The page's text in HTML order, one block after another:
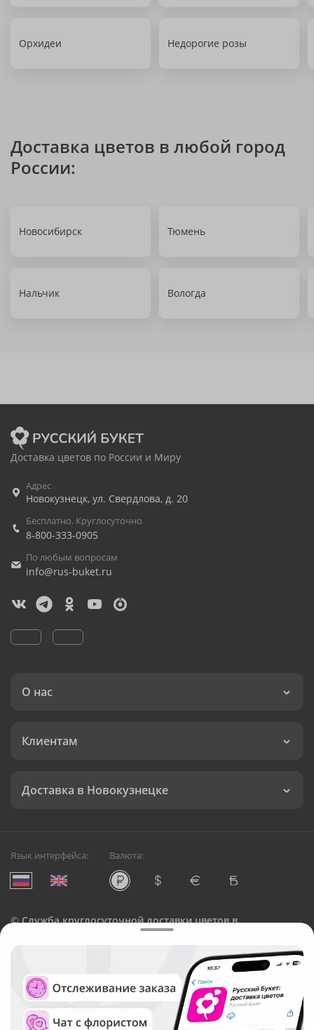
Орхидеи Недорогие розы
Доставка цветов в любой город
России:
Новосибирск Тюмень
Нальчик Вологда
Доставка цветов по России и Миру
Адрес
Новокузнецк, ул. Свердлова, д. 20
Бесплатно. Круглосуточно
8-800-333-0905
По любым вопросам
info@rus-buket.ru
О нас
Клиентам
Доставка в Новокузнецке
Язык интерфейса: Валюта:
©Служба круглосуточной доставки цветов в
Русский Букет, 2026
Общество с ограниченной ответственностью «Технология»
ОГРН: 1195476081745, ИНН: 5410081997
Юридический адрес: г. Новосибирск, ул. Ипподромская,
д.42, оф. 3